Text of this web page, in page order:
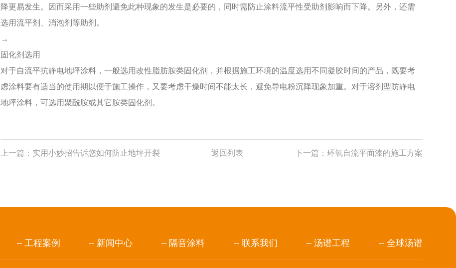
降更易发生。因而采用一些助剂避免此种现象的发生是必要的，同时需防止涂料流平性受助剂影响而下降。另外，还需
选用流平剂、消泡剂等助剂。
→
固化剂选用
对于自流平抗静电地坪涂料，一般选用改性脂肪胺类固化剂，并根据施工环境的温度选用不同凝胶时间的产品，既要考
虑涂料要有适当的使用期以便于施工操作，又要考虑干燥时间不能太长，避免导电粉沉降现象加重。对于溶剂型防静电
地坪涂料，可选用聚酰胺或其它胺类固化剂。
上一篇： 实用小妙招告诉您如何防止地坪开裂 返回列表 下一篇： 环氧自流平面漆的施工方案
工程案例 新闻中心 隔音涂料 联系我们 汤谱工程 全球汤谱